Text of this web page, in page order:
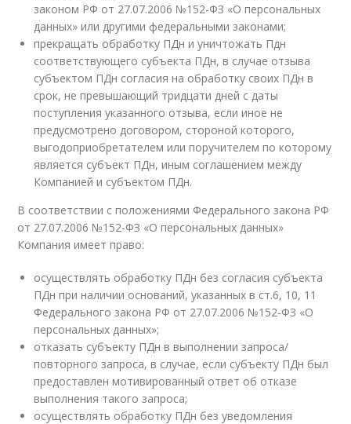
законом РФ от 27.07.2006 №152-ФЗ «О персональных
данных» или другими федеральными законами;
прекращать обработку ПДн и уничтожать Пдн
соответствующего субъекта ПДн, в случае отзыва
субъектом ПДн согласия на обработку своих ПДн в
срок, не превышающий тридцати дней с даты
поступления указанного отзыва, если иное не
предусмотрено договором, стороной которого,
выгодоприобретателем или поручителем по которому
является субъект ПДн, иным соглашением между
Компанией и субъектом ПДн.
В соответствии с положениями Федерального закона РФ
от 27.07.2006 №152-ФЗ «О персональных данных»
Компания имеет право:
осуществлять обработку ПДн без согласия субъекта
ПДн при наличии оснований, указанных в ст.6, 10, 11
Федерального закона РФ от 27.07.2006 №152-ФЗ «О
персональных данных»;
отказать субъекту ПДн в выполнении запроса/
повторного запроса, в случае, если субъекту ПДн был
предоставлен мотивированный ответ об отказе
выполнения такого запроса;
осуществлять обработку ПДн без уведомления